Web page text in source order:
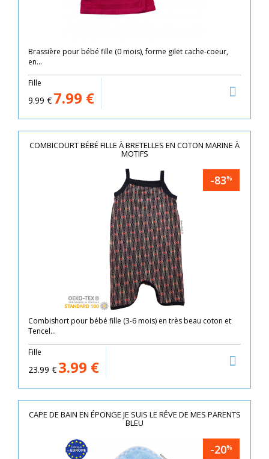
Brassière pour bébé fille (0 mois), forme gilet cache-coeur,
en...
Fille
9.99 € 7.99 €
COMBICOURT BÉBÉ FILLE À BRETELLES EN COTON MARINE À
MOTIFS
-83%
Combishort pour bébé fille (3-6 mois) en très beau coton et
Tencel...
Fille
23.99 € 3.99 €
CAPE DE BAIN EN ÉPONGE JE SUIS LE RÊVE DE MES PARENTS
BLEU
-20%